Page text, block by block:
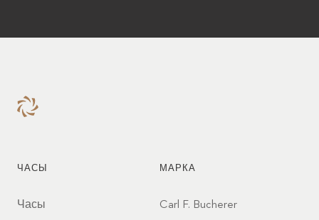
ЧАСЫ
Часы
МАРКА
Carl F. Bucherer